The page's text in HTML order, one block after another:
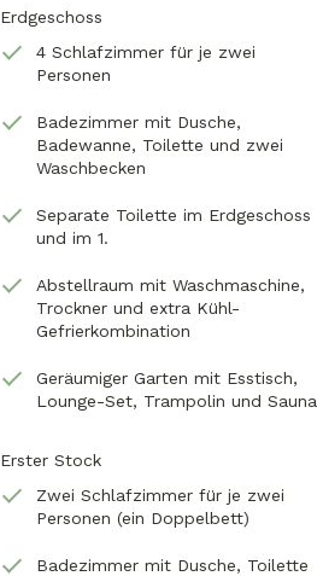
Erdgeschoss
4 Schlafzimmer für je zwei
Personen
Badezimmer mit Dusche,
Badewanne, Toilette und zwei
Waschbecken
Separate Toilette im Erdgeschoss
und im 1.
Abstellraum mit Waschmaschine,
Trockner und extra Kühl-
Gefrierkombination
Geräumiger Garten mit Esstisch,
Lounge-Set, Trampolin und Sauna
Erster Stock
Zwei Schlafzimmer für je zwei
Personen (ein Doppelbett)
Badezimmer mit Dusche, Toilette